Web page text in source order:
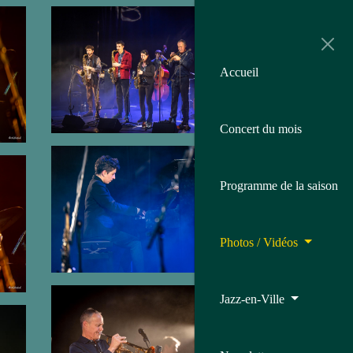
Accueil
Concert du mois
Programme de la saison
Photos / Vidéos
Jazz-en-Ville